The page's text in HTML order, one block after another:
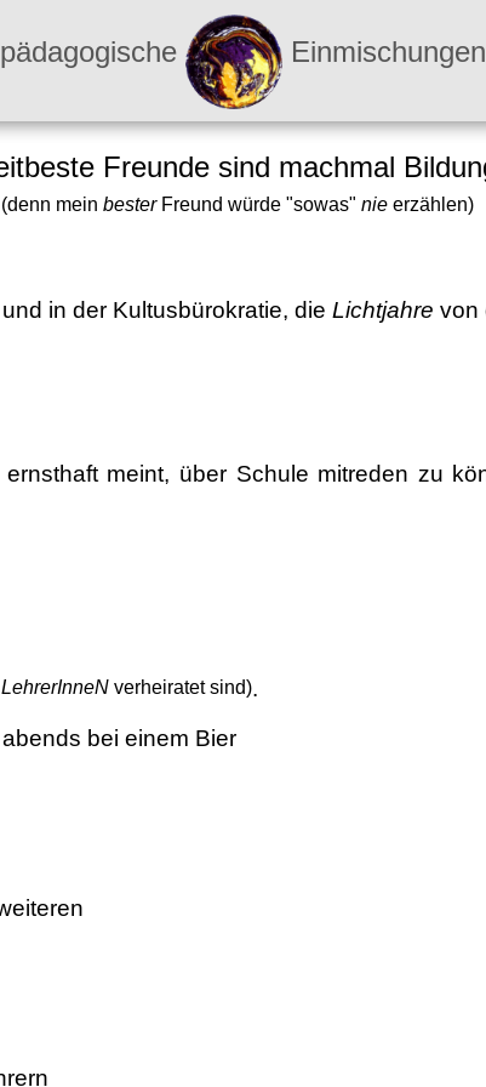
pädagogische Einmischungen